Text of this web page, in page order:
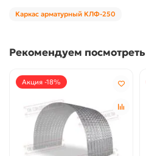
Каркас арматурный КЛФ-250
Рекомендуем посмотреть
Акция -18%